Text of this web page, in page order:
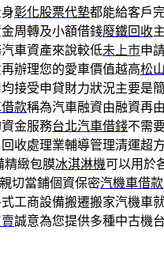
彰化股票代墊都能給客戶
周轉及小額借錢廢鐵回收
車資產來說較低未上市申
辦理您的愛車價值越高松
接受申貸財力狀況主要是
款稱為汽車融資由融資再
金服務台北汽車借錢不需
收處理業輔導管理清運超
精緻包膜冰淇淋機可以用於
切當鋪個資保密汽機車借款
工商設備搬遷搬家汽機車
誠意為您提供多種中古機